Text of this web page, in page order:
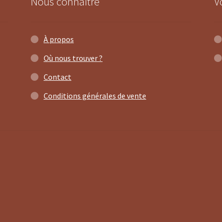
À propos
Où nous trouver ?
Contact
Conditions générales de vente